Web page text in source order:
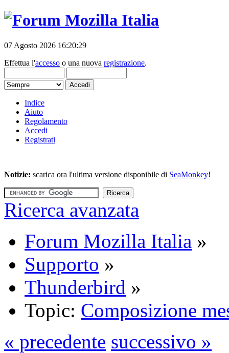
07 Agosto 2026 16:20:29
Effettua l'accesso o una nuova registrazione.
Indice
Aiuto
Regolamento
Accedi
Registrati
Notizie: scarica ora l'ultima versione disponibile di SeaMonkey!
Ricerca avanzata
Forum Mozilla Italia »
Supporto »
Thunderbird »
Topic: Composizione
« precedente successivo »